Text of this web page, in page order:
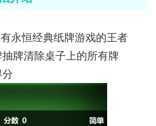
永恒经典纸牌游戏的王者
牌清除桌子上的所有牌